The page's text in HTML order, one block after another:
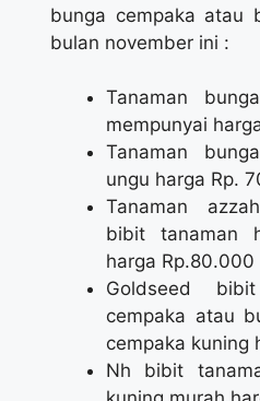
bunga cempaka atau
bulan november ini :
Tanaman
mempunyai
Tanaman
ungu harga Rp.
Tanaman
bibit tanaman
harga Rp.80.000
Goldseed
cempaka atau
cempaka kuning
Nh bibit